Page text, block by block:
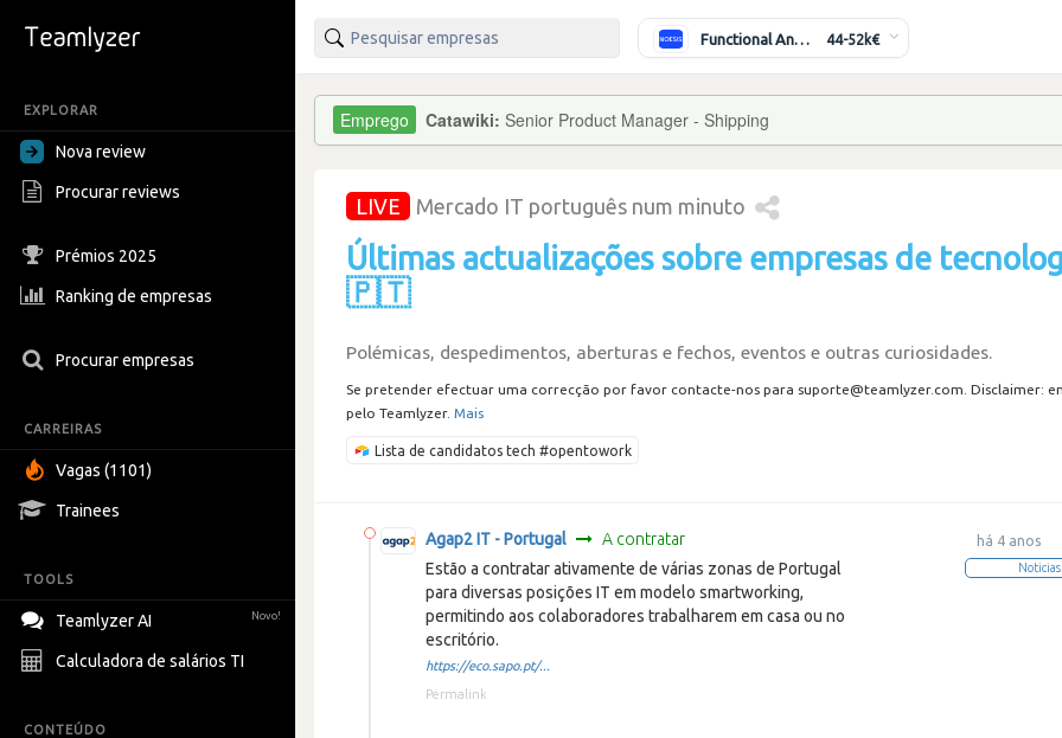
EXPLORAR
Nova review
Procurar reviews
Prémios 2025
Ranking de empresas
Procurar empresas
CARREIRAS
Vagas (1101)
Trainees
TOOLS
Teamlyzer AI Novo!
Calculadora de salários TI
CONTEÚDO
Functional Analyst (Banking) 44-52k€
Catawiki: Senior Product Manager - Shipping
LIVE Mercado IT português num minuto
Últimas actualizações sobre empresas de
🇵🇹
Polémicas, despedimentos, aberturas e fechos, eventos e outras curiosidades.
Se pretender efectuar uma correcção por favor contacte-nos para suporte@teamlyzer.com. Disclaimer:
pelo Teamlyzer. Mais
Lista de candidatos tech #opentowork
há 4 anos
Noticias
Agap2 IT - Portugal
A contratar
Estão a contratar ativamente de várias zonas de Portugal
para diversas posições IT em modelo smartworking,
permitindo aos colaboradores trabalharem em casa ou no
escritório.
https://eco.sapo.pt/...
Permalink